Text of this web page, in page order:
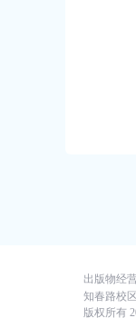
出版物经
知春路校
版权所有